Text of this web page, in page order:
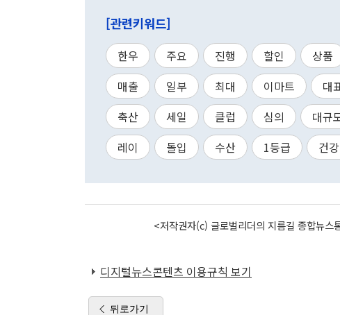
[관련키워드]
한우 주요 진행 할인 상품
매출
일부 최대 이마트 대
축산
세일 클럽 심의 대규
레이
돌입 수산 1등급 건
<저작권자(c) 글로벌리더의 지름길 종합뉴
디지털뉴스콘텐츠 이용규칙 보기
뒤로가기